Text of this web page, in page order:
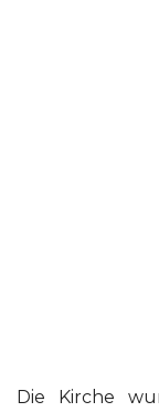
Die Kirche